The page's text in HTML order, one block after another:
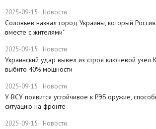
2025-09-15 Новости
Соловьев назвал город Украины, который
вместе с жителями"
2025-09-15 Новости
​Украинский удар вывел из строя ключевой узел
выбито 40% мощности
2025-09-15 Новости
У ВСУ появится устойчивое к РЭБ оружие,
ситуацию на фронте
2025-09-15 Новости